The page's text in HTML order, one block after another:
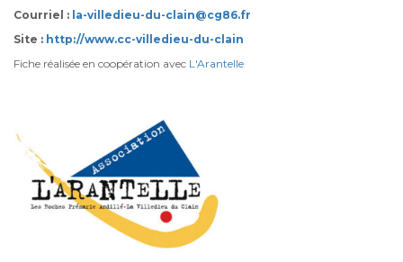
Courriel : la-villedieu-du-clain@cg86.fr
Site : http://www.cc-villedieu-du-clain
Fiche réalisée en coopération avec L'Arantelle